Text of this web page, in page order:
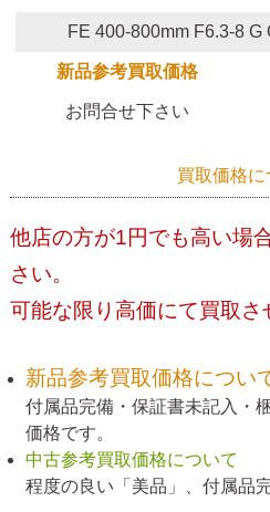
FE 400-800mm F6.3-8
新品参考買取価格
お問合せ下さい
買取価格に
他店の方が1円でも高い場
さい。
可能な限り高価にて買取さ
新品参考買取価格につい
付属品完備・保証書未記入・
価格です。
中古参考買取価格について
程度の良い「美品」、付属品